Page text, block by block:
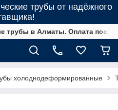
трубы от надёжного
трубы в Алматы. Оплата
холоднодеформированные